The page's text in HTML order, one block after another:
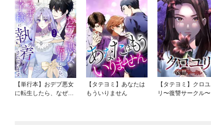
【単行本】おデブ悪女
に転生したら、なぜか
【タテヨミ】あなたは
もういりません
【タテヨミ】クロユ
リ〜復讐サークル〜